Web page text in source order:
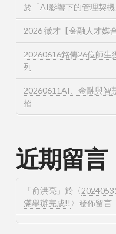
於「AI影響下的管理契機
2026 徵才【金融人才媒
20260616銘傳26位師生
列
20260611AI、金融與智
招
近期留言
「俞洪亮 」於〈
滿舉辦完成!! 〉發佈留言